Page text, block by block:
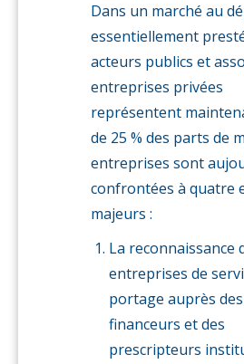
Dans un marché au
essentiellement
acteurs publics et
entreprises privées
représentent
de 25 % des parts de
entreprises sont
confrontées à quatre
majeurs :
La reconnaissance
entreprises de
portage auprès des
financeurs et des
prescripteurs